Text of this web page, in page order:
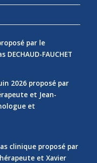
par le
FAUCHET
2026 proposé par
et Jean-
et
clinique proposé par
et Xavier